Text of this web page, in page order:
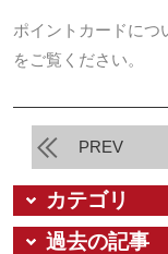
ポイントカードにつ
をご覧ください。
PREV
カテゴリ
過去の記事